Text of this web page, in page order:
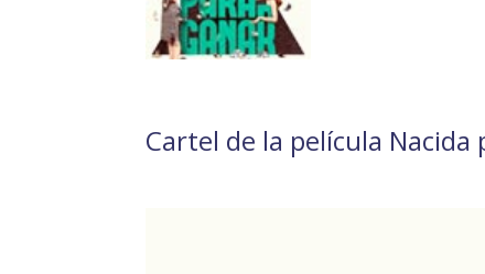
Cartel de la película